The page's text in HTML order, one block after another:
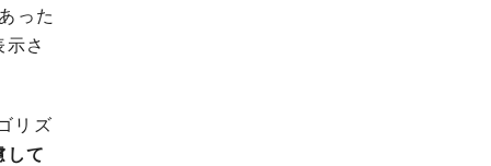
った
さ
リズ
して